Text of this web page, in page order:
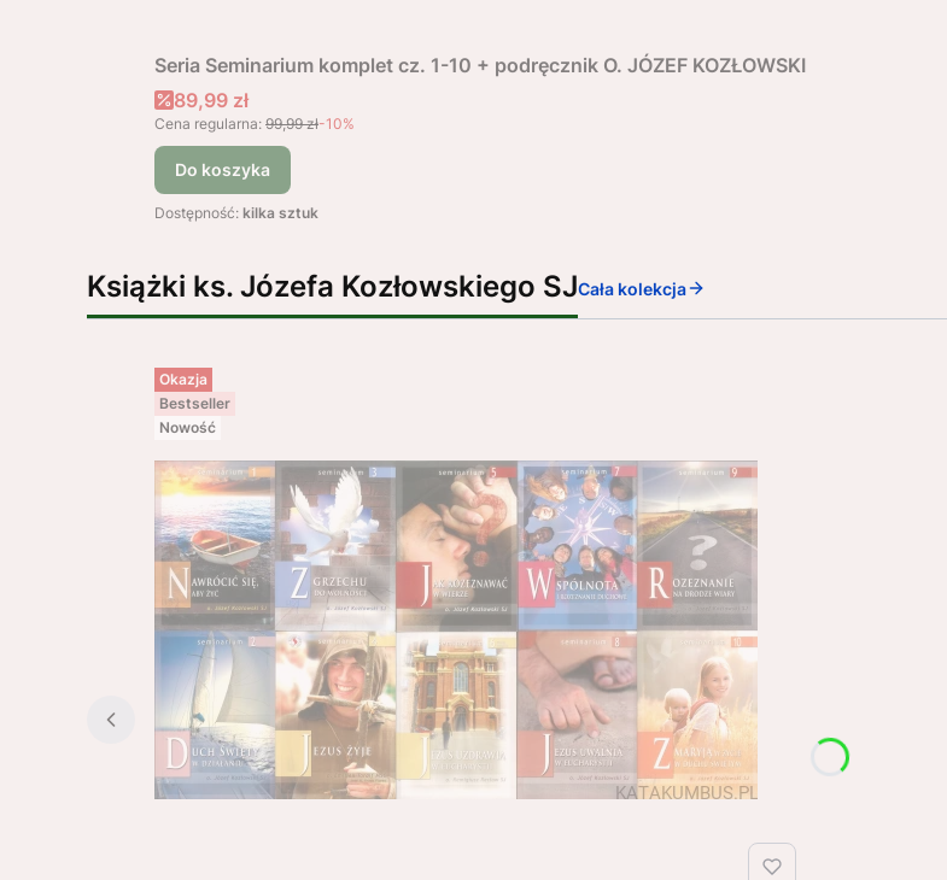
Seria Seminarium komplet cz. 1-10 + podręcznik O. JÓZEF KOZŁOWSKI
Cena promocyjna
89,99 zł
Cena regularna: 99,99 zł-10%
Do koszyka
Dostępność: kilka sztuk
Książki ks. Józefa Kozłowskiego SJCała kolekcja
Okazja
Bestseller
Nowość